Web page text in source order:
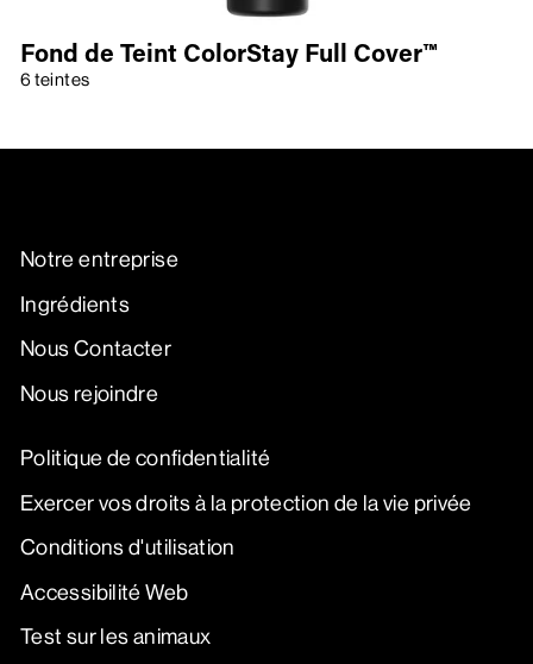
Fond de Teint ColorStay Full Cover™
6 teintes
Notre entreprise
Ingrédients
Nous Contacter
Nous rejoindre
Politique de confidentialité
Exercer vos droits à la protection de la vie privée
Conditions d'utilisation
Accessibilité Web
Test sur les animaux